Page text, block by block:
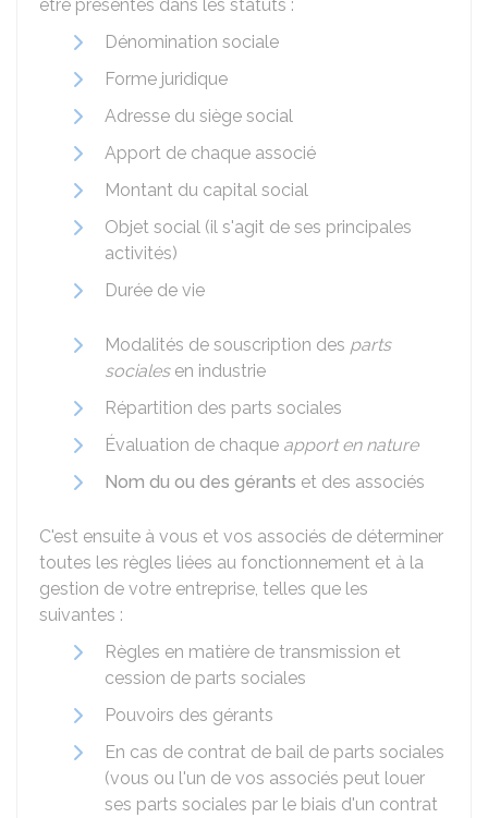
être présentes dans les statuts :
Dénomination sociale
Forme juridique
Adresse du siège social
Apport de chaque associé
Montant du capital social
Objet social (il s'agit de ses principales
activités)
Durée de vie
Modalités de souscription des parts
socialesen industrie
Répartition des parts sociales
Évaluation de chaque apport en nature
Nom du ou des gérants et des associés
C'est ensuite à vous et vos associés de déterminer
toutes les règles liées au fonctionnement et à la
gestion de votre entreprise, telles que les
suivantes :
Règles en matière de transmission et
cession de parts sociales
Pouvoirs des gérants
En cas de contrat de bail de parts sociales
(vous ou l'un de vos associés peut louer
ses parts sociales par le biais d'un contrat